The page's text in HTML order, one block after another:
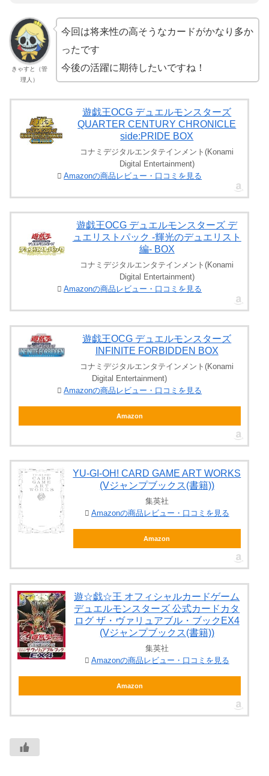
きゃすと（管
理人）
今回は将来性の高そうなカードがかなり多か
ったです
今後の活躍に期待したいですね！
遊戯王OCG デュエルモンスターズ
QUARTER CENTURY CHRONICLE
side:PRIDE BOX
コナミデジタルエンタテインメント(Konami
Digital Entertainment)
Amazonの商品レビュー・口コミを見る
遊戯王OCG デュエルモンスターズ デ
ュエリストパック -輝光のデュエリスト
編- BOX
コナミデジタルエンタテインメント(Konami
Digital Entertainment)
Amazonの商品レビュー・口コミを見る
遊戯王OCG デュエルモンスターズ
INFINITE FORBIDDEN BOX
コナミデジタルエンタテインメント(Konami
Digital Entertainment)
Amazonの商品レビュー・口コミを見る
Amazon
YU‐GI‐OH! CARD GAME ART WORKS
(Vジャンプブックス(書籍))
集英社
Amazonの商品レビュー・口コミを見る
Amazon
遊☆戯☆王 オフィシャルカードゲーム
デュエルモンスターズ 公式カードカタ
ログ ザ・ヴァリュアブル・ブックEX4
(Vジャンプブックス(書籍))
集英社
Amazonの商品レビュー・口コミを見る
Amazon